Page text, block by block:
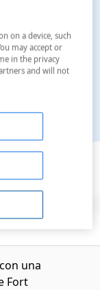
una
Fort
on a device, such
may accept or
in the privacy
and will not